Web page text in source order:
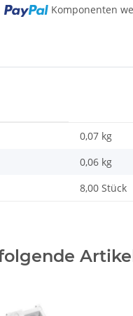
Komponenten
0,07 kg
0,06 kg
8,00 Stück